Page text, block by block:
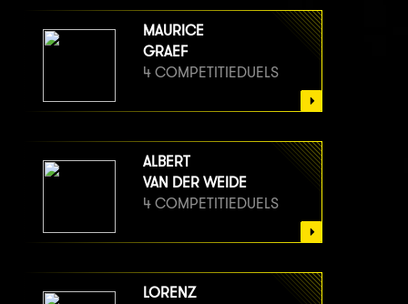
MAURICE
GRAEF
4 COMPETITIEDUELS
ALBERT
VAN DER WEIDE
4 COMPETITIEDUELS
LORENZ